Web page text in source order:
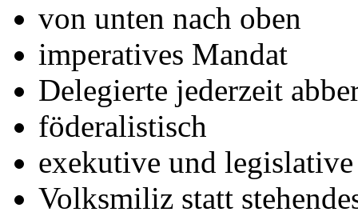
von unten nach oben
imperatives Mandat
Delegierte jederzeit
föderalistisch
exekutive und
Volksmiliz statt